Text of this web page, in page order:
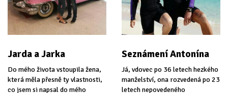
Jarda a Jarka
Do mého života vstoupila žena,
která měla přesně ty vlastnosti,
co jsem si napsal do mého
Seznámení Antonína
Já, vdovec po 36 letech hezkého
manželství, ona rozvedená po 23
letech nepovedeného